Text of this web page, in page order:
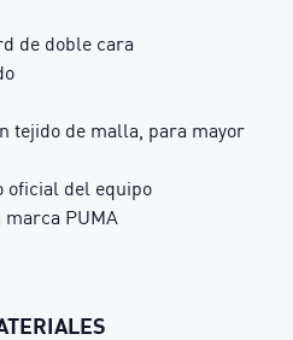
de doble cara
tejido de malla, para mayor
oficial del equipo
PUMA